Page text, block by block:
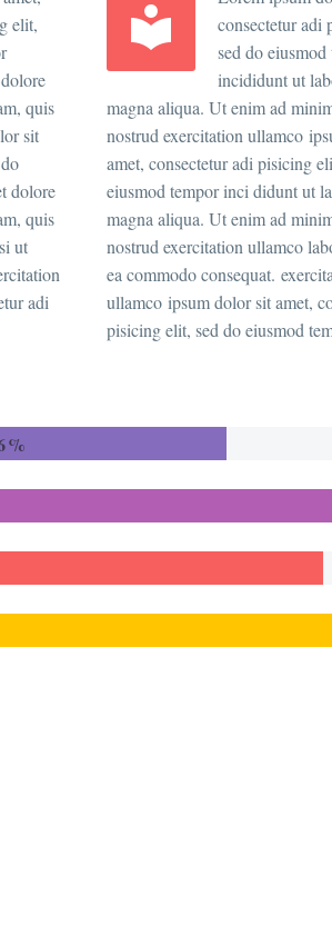
elit,
quis
sit
dolore
quis
ut
adi


consectetur adi
sed do
incididunt ut
magna aliqua. Ut enim ad
nostrud exercitation ullamco
amet, consectetur adi pisicing
eiusmod tempor inci didunt ut
magna aliqua. Ut enim ad
nostrud exercitation ullamco
ea commodo consequat.
ullamco ipsum dolor sit amet,
pisicing elit, sed do eiusmod